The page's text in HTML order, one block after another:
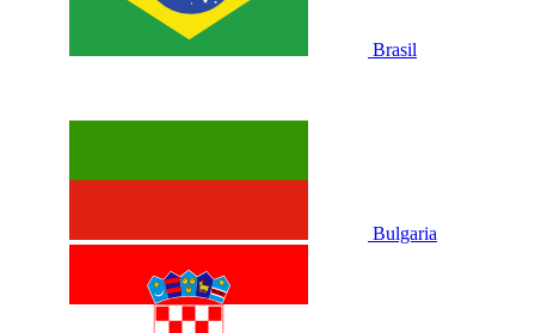
Brasil
Bulgaria